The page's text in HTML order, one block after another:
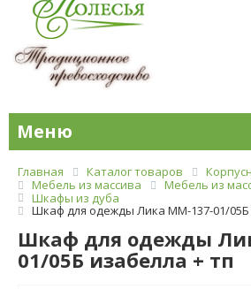
Меню
Главная Каталог товаров
Мебель из массива
Мебель из
Шкафы из дуба
Шкаф для одежды Лика ММ-137-01/05Б
Шкаф для одежды
01/05Б изабелла + тп